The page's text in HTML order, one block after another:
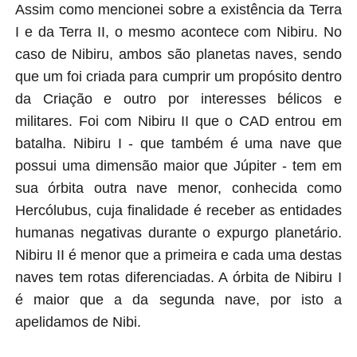
Assim como mencionei sobre a existência da Terra
I e da Terra II, o mesmo acontece com Nibiru. No
caso de Nibiru, ambos são planetas naves, sendo
que um foi criada para cumprir um propósito dentro
da Criação e outro por interesses bélicos e
militares. Foi com Nibiru II que o CAD entrou em
batalha. Nibiru I - que também é uma nave que
possui uma dimensão maior que Júpiter - tem em
sua órbita outra nave menor, conhecida como
Hercólubus, cuja finalidade é receber as entidades
humanas negativas durante o expurgo planetário.
Nibiru II é menor que a primeira e cada uma destas
naves tem rotas diferenciadas. A órbita de Nibiru I
é maior que a da segunda nave, por isto a
apelidamos de Nibi.